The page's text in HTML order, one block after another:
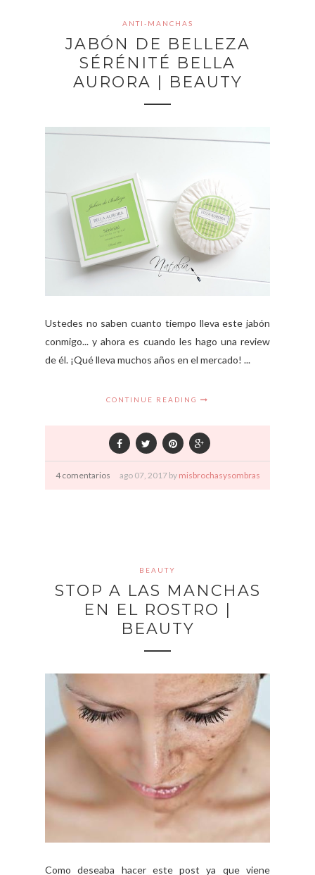
ANTI-MANCHAS
JABÓN DE BELLEZA
SÉRÉNITÉ BELLA
AURORA | BEAUTY
Ustedes no saben cuanto tiempo lleva este jabón
conmigo... y ahora es cuando les hago una review
de él. ¡Qué lleva muchos años en el mercado! ...
CONTINUE READING
4 comentarios ago 07, 2017 by misbrochasysombras
BEAUTY
STOP A LAS MANCHAS
EN EL ROSTRO |
BEAUTY
Como deseaba hacer este post ya que viene